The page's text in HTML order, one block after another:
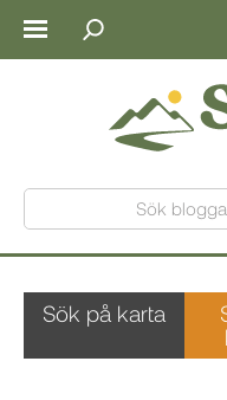
Sök
Sök på karta